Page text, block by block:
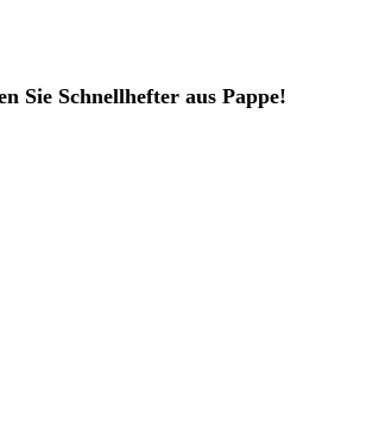
Sie Schnellhefter aus Pappe!